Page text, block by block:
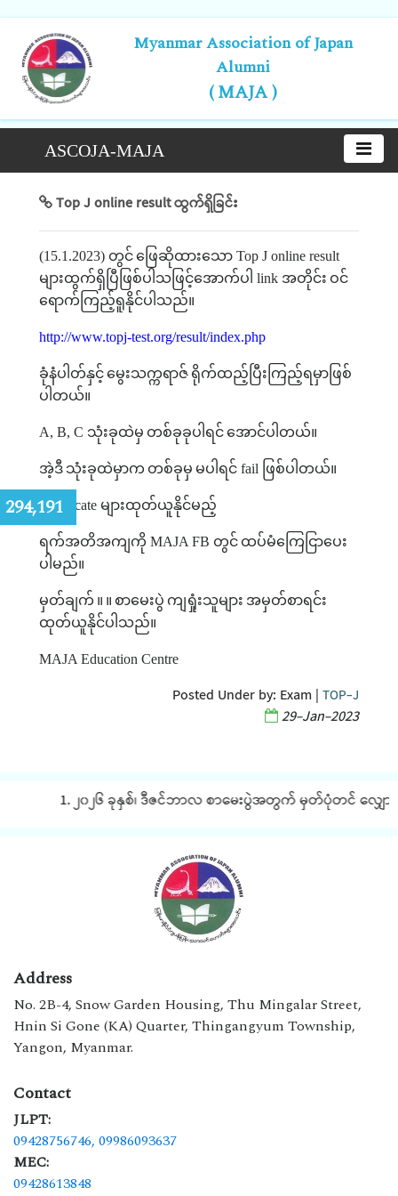
Myanmar Association of Japan
Alumni
( MAJA )
ASCOJA-MAJA
Top J online result ထွက်ရှိခြင်း
(15.1.2023) တွင် ဖြေဆိုထားသော Top J online result
များထွက်ရှိပြီဖြစ်ပါသဖြင့်အောက်ပါ link အတိုင်း ဝင်
ရောက်ကြည့်ရူနိုင်ပါသည်။
http://www.topj-test.org/result/index.php
ခုံနံပါတ်နှင့် မွေးသက္ကရာဇ် ရိုက်ထည့်ပြီးကြည့်ရမှာဖြစ်
ပါတယ်။
A, B, C သုံးခုထဲမှ တစ်ခုခုပါရင် အောင်ပါတယ်။
အဲ့ဒီ သုံးခုထဲမှာက တစ်ခုမှ မပါရင် fail ဖြစ်ပါတယ်။
Certificate များထုတ်ယူနိုင်မည့်
ရက်အတိအကျကို MAJA FB တွင် ထပ်မံကြေငြာပေး
ပါမည်။
မှတ်ချက် ။ ။ စာမေးပွဲ ကျရှုံးသူများ အမှတ်စာရင်း
ထုတ်ယူနိုင်ပါသည်။
MAJA Education Centre
Posted Under by: Exam| TOP-J
29-Jan-2023
1. ၂၀၂၆ ခုနှစ်၊ ဒီဇင်ဘာလ စာမေးပွဲအတွက် မှတ်ပုံတင် လျှောက်
Address
No. 2B-4, Snow Garden Housing, Thu Mingalar Street,
Hnin Si Gone (KA) Quarter, Thingangyum Township,
Yangon, Myanmar.
Contact
JLPT:
09428756746, 09986093637
MEC:
09428613848
294,191